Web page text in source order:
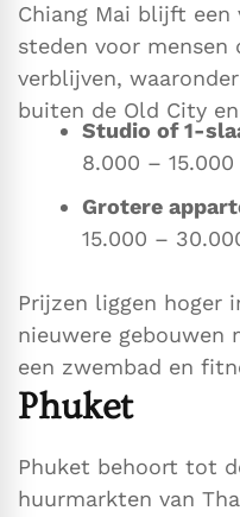
Chiang Mai blijft een
steden voor mensen
verblijven,
buiten de Old City
Studio of 1-
8.000 –
Grotere
15.000 –
Prijzen liggen hoger
nieuwere gebouwen
een zwembad en
Phuket
Phuket behoort tot
huurmarkten van